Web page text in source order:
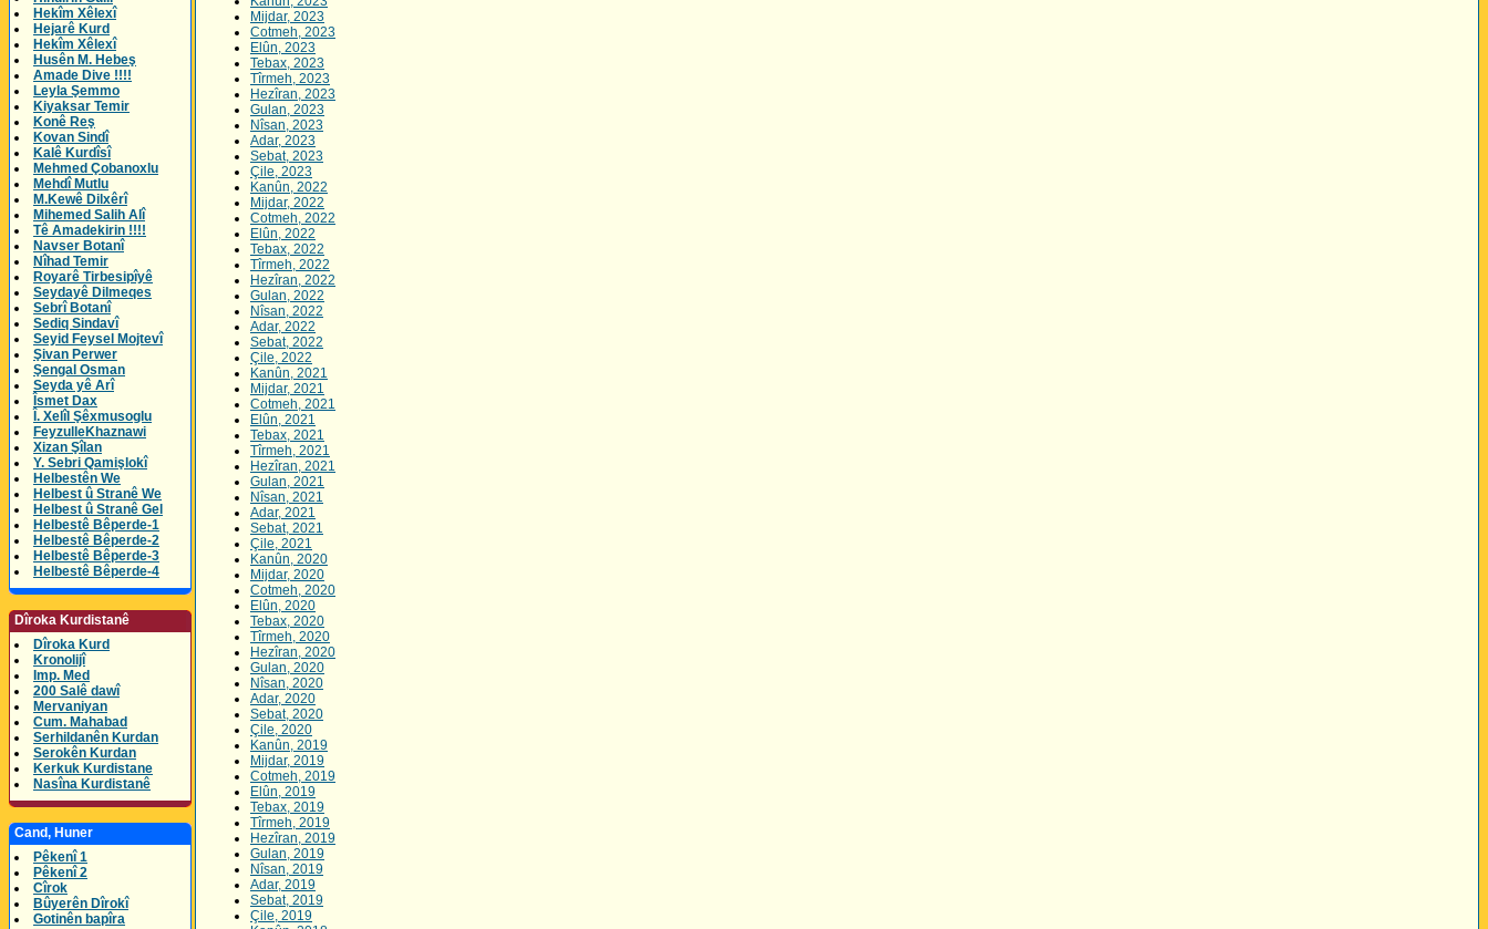
Hekîm Xêlexî
Hejarê Kurd
Hekîm Xêlexî
Husên M. Hebeş
Amade Dive !!!!
Leyla Şemmo
Kiyaksar Temir
Konê Reş
Kovan Sindî
Kalê Kurdîsî
Mehmed Çobanoxlu
Mehdî Mutlu
M.Kewê Dilxêrî
Mihemed Salih Alî
Tê Amadekirin !!!!
Navser Botanî
Nîhad Temir
Royarê Tirbesipîyê
Seydayê Dilmeqes
Sebrî Botanî
Sediq Sindavî
Seyid Feysel Mojtevî
Şivan Perwer
Şengal Osman
Seyda yê Arî
Îsmet Dax
Î. Xelîl Şêxmusoglu
FeyzulleKhaznawi
Xizan Şîlan
Y. Sebri Qamişlokî
Helbestên We
Helbest û Stranê We
Helbest û Stranê Gel
Helbestê Bêperde-1
Helbestê Bêperde-2
Helbestê Bêperde-3
Helbestê Bêperde-4
Dîroka Kurdistanê
Dîroka Kurd
Kronolijî
Imp. Med
200 Salê dawî
Mervaniyan
Cum. Mahabad
Serhildanên Kurdan
Serokên Kurdan
Kerkuk Kurdistane
Nasîna Kurdistanê
Cand, Huner
Pêkenî 1
Pêkenî 2
Cîrok
Bûyerên Dîrokî
Gotinên bapîra
Mijdar, 2023
Cotmeh, 2023
Elûn, 2023
Tebax, 2023
Tîrmeh, 2023
Hezîran, 2023
Gulan, 2023
Nîsan, 2023
Adar, 2023
Sebat, 2023
Çile, 2023
Kanûn, 2022
Mijdar, 2022
Cotmeh, 2022
Elûn, 2022
Tebax, 2022
Tîrmeh, 2022
Hezîran, 2022
Gulan, 2022
Nîsan, 2022
Adar, 2022
Sebat, 2022
Çile, 2022
Kanûn, 2021
Mijdar, 2021
Cotmeh, 2021
Elûn, 2021
Tebax, 2021
Tîrmeh, 2021
Hezîran, 2021
Gulan, 2021
Nîsan, 2021
Adar, 2021
Sebat, 2021
Çile, 2021
Kanûn, 2020
Mijdar, 2020
Cotmeh, 2020
Elûn, 2020
Tebax, 2020
Tîrmeh, 2020
Hezîran, 2020
Gulan, 2020
Nîsan, 2020
Adar, 2020
Sebat, 2020
Çile, 2020
Kanûn, 2019
Mijdar, 2019
Cotmeh, 2019
Elûn, 2019
Tebax, 2019
Tîrmeh, 2019
Hezîran, 2019
Gulan, 2019
Nîsan, 2019
Adar, 2019
Sebat, 2019
Çile, 2019